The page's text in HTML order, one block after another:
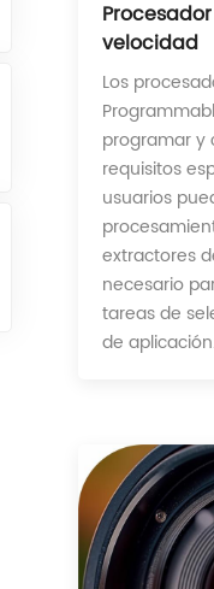
velocidad
Los
programar y
requisitos
usuarios
extractores
necesario
tareas de
de